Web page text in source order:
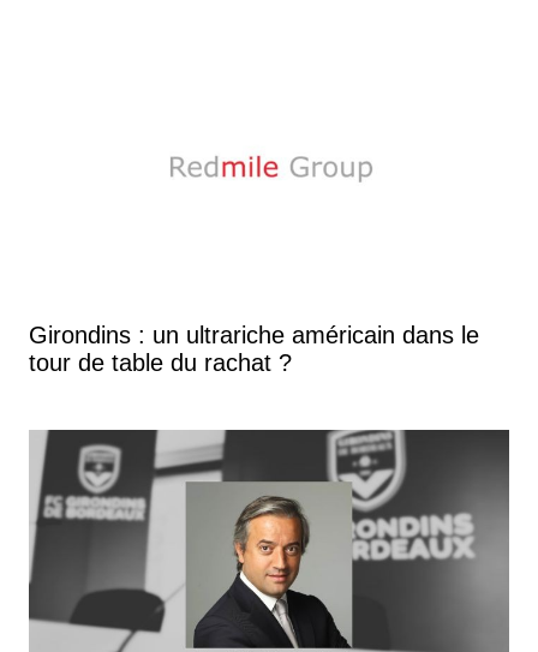
Girondins : un ultrariche américain dans le
tour de table du rachat ?